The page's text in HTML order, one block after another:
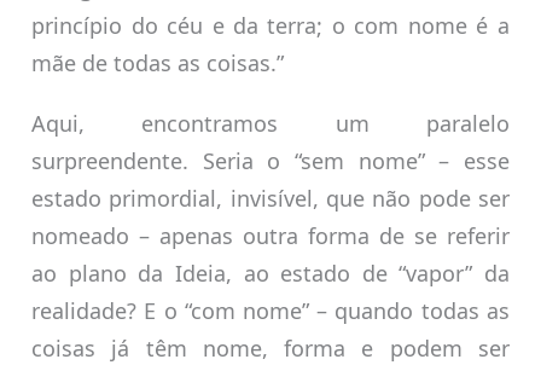
princípio do céu e da terra; o com nome é a
mãe de todas as coisas.”
Aqui, encontramos um paralelo
surpreendente. Seria o “sem nome” – esse
estado primordial, invisível, que não pode ser
nomeado – apenas outra forma de se referir
ao plano da Ideia, ao estado de “vapor” da
realidade? E o “com nome” – quando todas as
coisas já têm nome, forma e podem ser